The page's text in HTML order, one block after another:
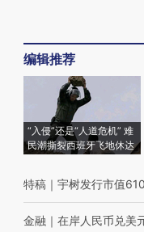
编辑推荐
“入侵”还是“人道危机” 难
民潮撕裂西班牙飞地休达
特稿 ｜ 宇树发行市值
金融 ｜ 在岸人民币兑美